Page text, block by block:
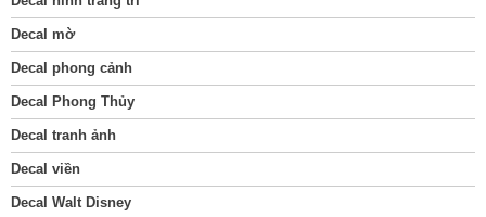
Decal mờ
Decal phong cảnh
Decal Phong Thủy
Decal tranh ảnh
Decal viền
Decal Walt Disney